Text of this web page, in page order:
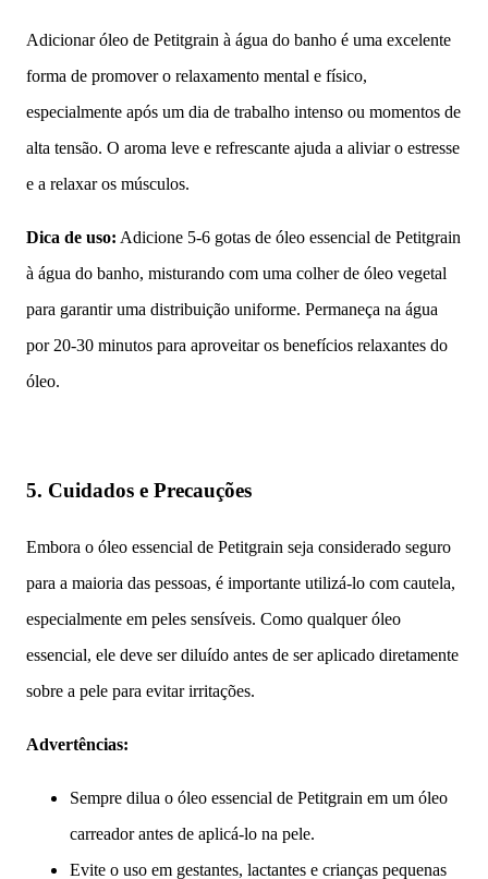
Adicionar óleo de Petitgrain à água do banho é uma excelente
forma de promover o relaxamento mental e físico,
especialmente após um dia de trabalho intenso ou momentos de
alta tensão. O aroma leve e refrescante ajuda a aliviar o estresse
e a relaxar os músculos.
Dica de uso: Adicione 5-6 gotas de óleo essencial de Petitgrain
à água do banho, misturando com uma colher de óleo vegetal
para garantir uma distribuição uniforme. Permaneça na água
por 20-30 minutos para aproveitar os benefícios relaxantes do
óleo.
5. Cuidados e Precauções
Embora o óleo essencial de Petitgrain seja considerado seguro
para a maioria das pessoas, é importante utilizá-lo com cautela,
especialmente em peles sensíveis. Como qualquer óleo
essencial, ele deve ser diluído antes de ser aplicado diretamente
sobre a pele para evitar irritações.
Advertências:
Sempre dilua o óleo essencial de Petitgrain em um óleo
carreador antes de aplicá-lo na pele.
Evite o uso em gestantes, lactantes e crianças pequenas